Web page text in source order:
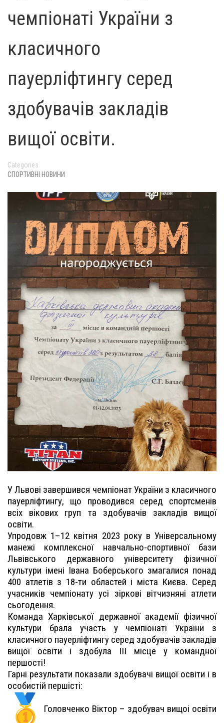
чемпіонаті України з
класичного
пауерліфтингу серед
здобувачів закладів
вищої освіти.
Categories
СПОРТИВНІ НОВИНИ
У Львові завершився чемпіонат України з класичного
пауерліфтингу, що проводився серед спортсменів
всіх вікових груп та здобувачів закладів вищої
освіти.
Упродовж 1–12 квітня 2023 року в Універсальному
манежі комплексної навчально-спортивної бази
Львівського державного університету фізичної
культури імені Івана Боберського змагалися понад
400 атлетів з 18-ти областей і міста Києва. Серед
учасників чемпіонату усі зіркові вітчизняні атлети
сьогодення.
Команда Харківської державної академії фізичної
культури брала участь у чемпіонаті України з
класичного пауерліфтингу серед здобувачів закладів
вищої освіти і здобула ІІІ місце у командної
першості!
Гарні результати показали здобувачі вищої освіти і в
особистій першісті:
Головченко Віктор – здобувач вищоі освіти